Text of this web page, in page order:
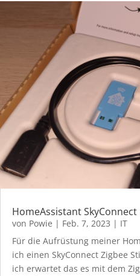
HomeAssistant
von Powie | Feb. 7, 2023 | IT
Für die Aufrüstung meiner
ich einen SkyConnect Zigbee
ich erwartet das es mit dem